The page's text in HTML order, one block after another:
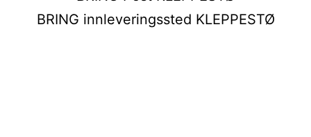
BRING innleveringssted KLEPPESTØ